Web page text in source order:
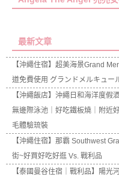
最新文章
【沖繩住宿】超美海景Grand
道免費使用 グランドメルキュー
【沖繩飯店】沖繩日和海洋度假
無邊際泳池｜好吃鐵板燒｜附近
毛體驗琉裝
【沖繩住宿】那霸 Southwest
街~好買好吃好逛 Vs. 戰利品
【泰國曼谷住宿｜戰利品】陽光